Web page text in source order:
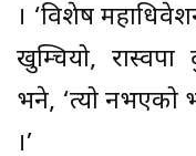
। ‘विशेष
खुम्चियो,
भने, ‘त्यो नभएको
।’